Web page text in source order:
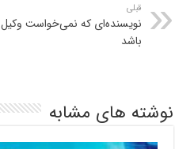
قبلی
نویسنده‌ای که نمی‌خواست وکیل
باشد
نوشته های مشابه